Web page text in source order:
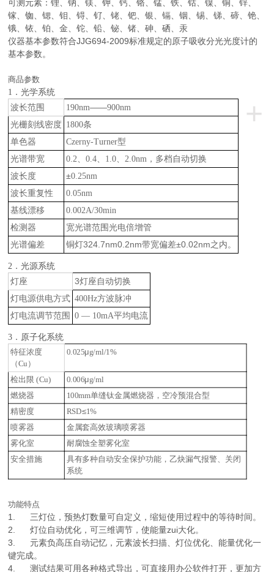
可测元素：锂、钠、镁、钾、钙、铬、锰、铁、钴、镍、铜、锌、
镓、铷、锶、钼、锝、钌、铑、钯、银、镉、铟、锡、锑、碲、铯、
锇、铱、铂、金、铊、铅、铋、锗、砷、硒、汞
仪器基本参数符合JJG694-2009标准规定的原子吸收分光光度计的
基本参数。
商品参数
1 ．光学系统
+
波长范围 190nm——900nm
光栅刻线密度 1800条
单色器
Czerny-Turner型
光谱带宽
0.2 、0.4 1.0 2.0nm ，多档自动切换
波长度
±0.25nm
波长重复性 0.05nm
基线漂移 0.002A/30min
检测器
宽光谱范围光电倍增管
光谱偏差
铜灯324.7nm0.2nm带宽偏差±0.02nm之内。
2 ．光源系统
灯座 3灯座自动切换
灯电源供电方式 400Hz方波脉冲
灯电流调节范围
0 — 10mA平均电流
3 ．原子化系统
特征浓度
（Cu ）
0.025μg/ml/1%
检出限 (Cu) 0.006μg/ml
燃烧器 100mm单缝钛金属燃烧器，空冷预混合型
精密度
RSD≤1%
喷雾器
金属套高效玻璃喷雾器
雾化室
耐腐蚀全塑雾化室
安全措施
具有多种自动安全保护功能，乙炔漏气报警、关闭
系统
功能特点
1. 三灯位，预热灯数量可自定义，缩短使用过程中的等待时间。
2. 灯位自动优化，可三维调节，使能量zui大化。
3. 元素负高压自动记忆，元素波长扫描、灯位优化、能量优化一
键完成。
4. 测试结果可用各种格式导出，可直接用办公软件打开，更加方